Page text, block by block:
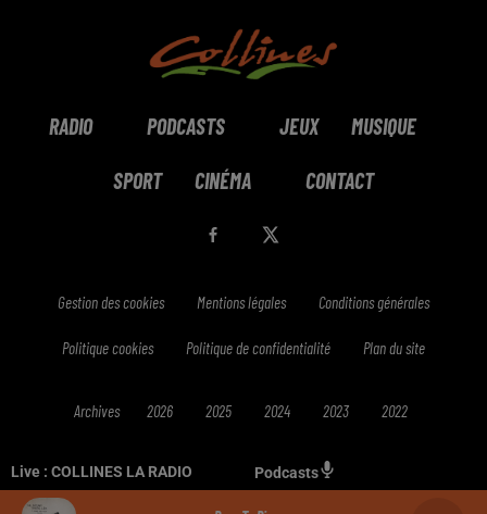
Live : COLLINES LA RADIO Podcasts
RADIO PODCASTS JEUX MUSIQUE
SPORT CINÉMA CONTACT
Gestion des cookies Mentions légales Conditions générales
Politique cookies Politique de confidentialité Plan du site
Archives 2026 2025 2024 2023 2022